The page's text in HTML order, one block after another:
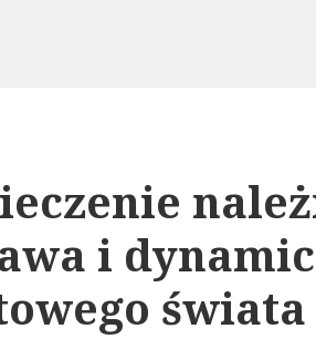
i
świata